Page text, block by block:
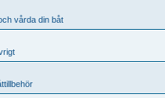
vårda din båt